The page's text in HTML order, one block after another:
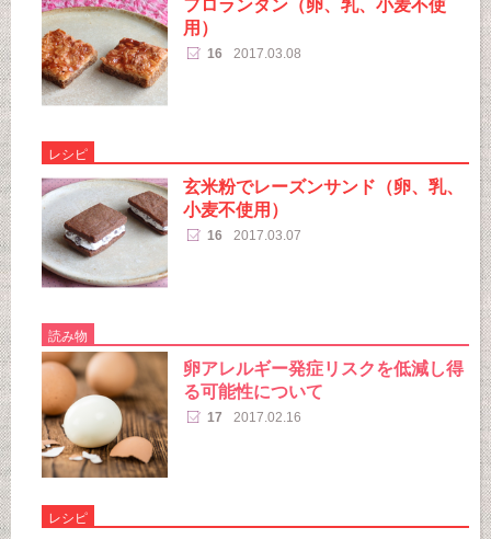
フロランタン（卵、乳、小麦不使
用）
16 2017.03.08
レシピ
玄米粉でレーズンサンド（卵、乳、
小麦不使用）
16 2017.03.07
読み物
卵アレルギー発症リスクを低減し得
る可能性について
17 2017.02.16
レシピ